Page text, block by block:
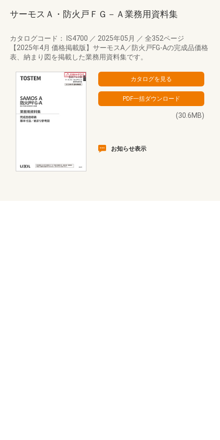
サーモスＡ・防火戸ＦＧ－Ａ業務用資料集
カタログコード： IS4700 ／ 2025年05月 ／ 全352ページ
【2025年4月 価格掲載版】サーモスA／防火戸FG-Aの完成品価格
表、納まり図を掲載した業務用資料集です。
(30.6MB)
お知らせ表示